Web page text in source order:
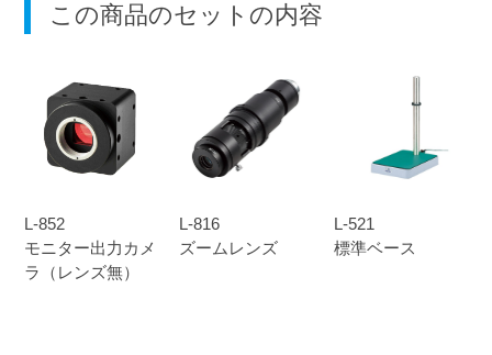
この商品のセットの内容
L-852
モニター出力カメ
ラ（レンズ無）
L-816
ズームレンズ
L-521
標準ベース